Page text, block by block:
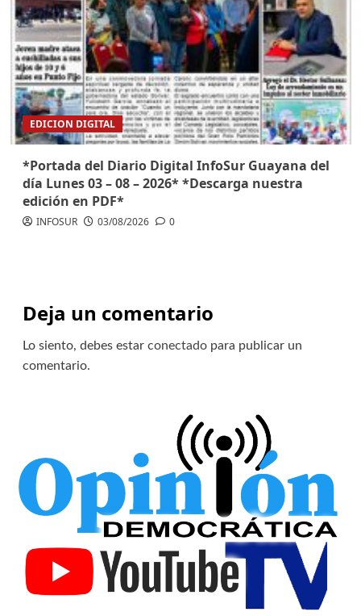
EDICION DIGITAL
*Portada del Diario Digital InfoSur Guayana del
día Lunes 03 – 08 – 2026* *Descarga nuestra
edición en PDF*
INFOSUR 03/08/2026 0
Deja un comentario
Lo siento, debes estar conectadopara publicar un
comentario.